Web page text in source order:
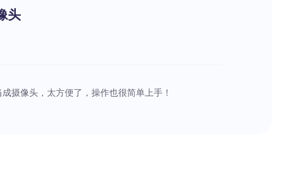
头
摄像头，太方便了，操作也很简单上手！